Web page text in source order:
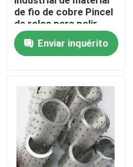
de fio de cobre Pincel
de rolos para polir
Enviar inquérito